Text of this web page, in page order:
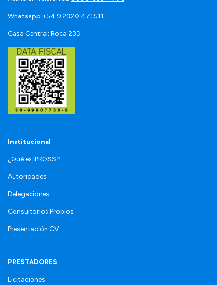
Whatsapp +54 9 2920 475511
Casa Central: Roca 230
Institucional
¿Qué es IPROSS?
Autoridades
Delegaciones
Consultorios Propios
Presentación CV
PRESTADORES
Licitaciones